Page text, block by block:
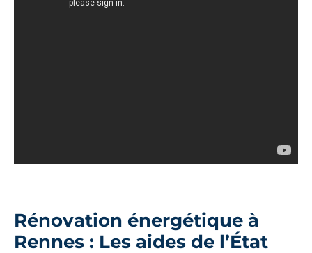
Rénovation énergétique à
Rennes : Les aides de l’État